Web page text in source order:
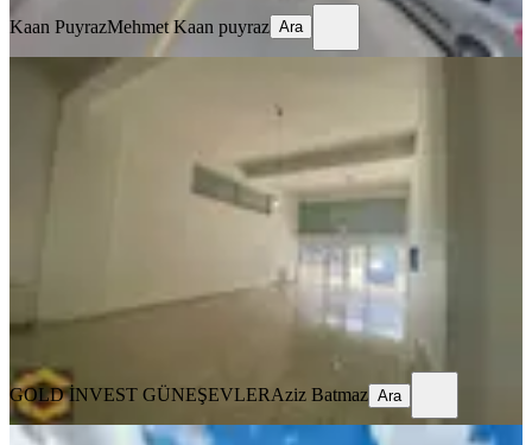
Kaan PuyrazMehmet Kaan puyraz Ara
Üzeri Kiralık Dükkan
Altındağ, Güneşevler Mahallesi
·90 m² Düz Giriş (Zemin)
GOLD İNVEST GÜNEŞEVLER Aziz Batmaz
GOLD İNVEST GÜNEŞEVLERAziz Batmaz Ara